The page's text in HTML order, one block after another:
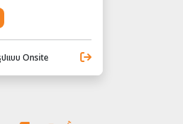
ปแบบ Onsite